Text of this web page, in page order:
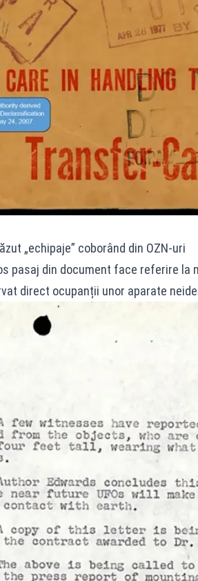
„echipaje” coborând din OZN-uri
pasaj din document face referire la
direct ocupanții unor aparate